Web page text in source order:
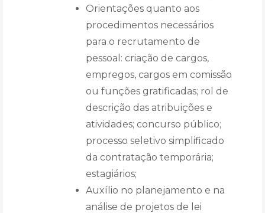
Orientações quanto aos
procedimentos necessários
para o recrutamento de
pessoal: criação de cargos,
empregos, cargos em comissão
ou funções gratificadas; rol de
descrição das atribuições e
atividades; concurso público;
processo seletivo simplificado
da contratação temporária;
estagiários;
Auxílio no planejamento e na
análise de projetos de lei